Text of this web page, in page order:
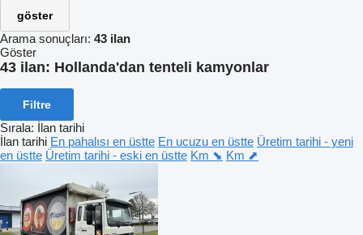
göster
Arama sonuçları: 43 ilan
Göster
43 ilan: Hollanda'dan tenteli kamyonlar
Filtre
Sırala: İlan tarihi
İlan tarihi En pahalısı en üstte En ucuzu en üstte Üretim tarihi - yeni
en üstte Üretim tarihi - eski en üstte Km ⬊ Km ⬈